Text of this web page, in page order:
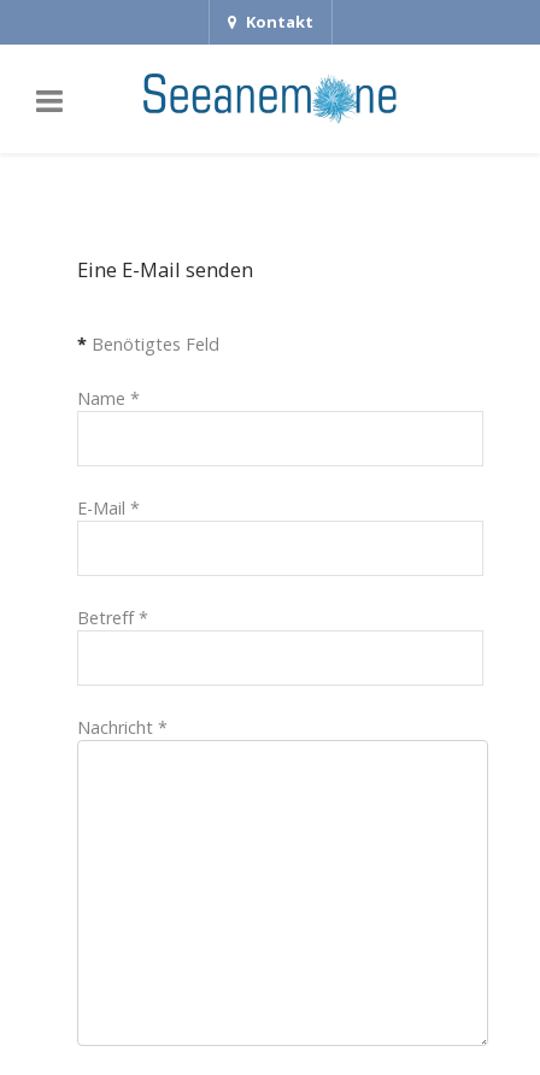
Kontakt
Eine E-Mail senden
* Benötigtes Feld
Name *
E-Mail *
Betreff*
Nachricht *